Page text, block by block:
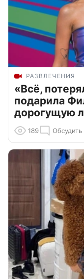
РАЗВЛЕЧЕНИЯ
«Всё,
подарила
дорогущую
189 Обсудить